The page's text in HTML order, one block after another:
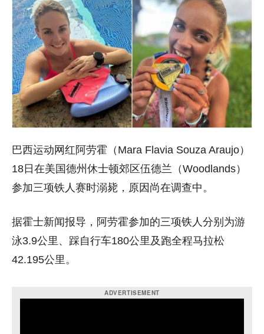
巴西运动网红阿劳霍（Mara Flavia Souza Araujo）
18日在美国德州休士顿郊区伍德兰（Woodlands）
参加三项铁人赛时溺毙，原因尚在调查中。
据霍士新闻报导，阿劳霍参加的三项铁人分别为游
泳3.9公里、踩自行车180公里及跑全程马拉松
42.195公里。